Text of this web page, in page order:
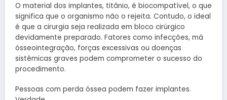
O material dos implantes, titânio, é biocompatível, o que
significa que o organismo não o rejeita. Contudo, o ideal
é que a cirurgia seja realizada em bloco cirúrgico
devidamente preparado. Fatores como infecções, má
ósseointegração, forças excessivas ou doenças
sistêmicas graves podem comprometer o sucesso do
procedimento.
Pessoas com perda óssea podem fazer implantes.